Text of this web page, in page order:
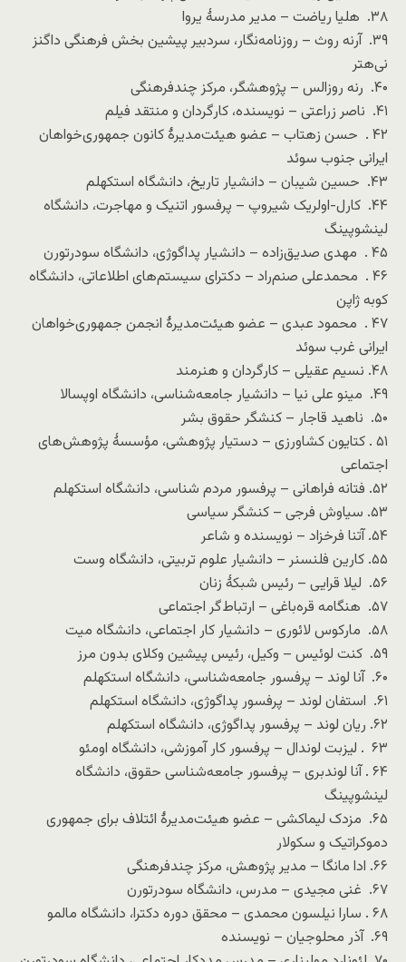
۳۸. هلیا ریاضت – مدیر مدرسهٔ یروا
۳۹. آرنه روث – روزنامه‌نگار، سردبیر پیشین بخش فرهنگی داگنز
نی‌هتر
۴۰. رنه روزالس – پژوهشگر، مرکز چندفرهنگی
۴۱. ناصر زراعتی – نویسنده، کارگردان و منتقد فیلم
۴۲ . حسن زهتاب – عضو هیئت‌مدیرهٔ کانون جمهوری‌خواهان
ایرانی جنوب سوئد
۴۳. حسین شیبان – دانشیار تاریخ، دانشگاه استکهلم
۴۴. کارل-اولریک شیروپ – پرفسور اتنیک و مهاجرت، دانشگاه
لینشوپینگ
۴۵ . مهدی صدیق‌زاده – دانشیار پداگوژی، دانشگاه سودرتورن
۴۶ . محمدعلی صنم‌راد – دکترای سیستم‌های اطلاعاتی، دانشگاه
کوبه ژاپن
۴۷ . محمود عبدی – عضو هیئت‌مدیرهٔ انجمن جمهوری‌خواهان
ایرانی غرب سوئد
۴۸. نسیم عقیلی – کارگردان و هنرمند
۴۹. مینو علی نیا – دانشیار جامعه‌شناسی، دانشگاه اوپسالا
۵۰. ناهید قاجار – کنشگر حقوق بشر
۵۱ . کتایون کشاورزی – دستیار پژوهشی، مؤسسهٔ پژوهش‌های
اجتماعی
۵۲. فتانه فراهانی – پرفسور مردم شناسی، دانشگاه استکهلم
۵۳. سیاوش فرجی – کنشگر سیاسی
۵۴. آتنا فرخزاد – نویسنده و شاعر
۵۵. کارین فلنسنر – دانشیار علوم تربیتی، دانشگاه وست
۵۶. لیلا قرایی – رئیس شبکهٔ زنان
۵۷. هنگامه قره‌باغی – ارتباط‌گر اجتماعی
۵۸. مارکوس لائوری – دانشیار کار اجتماعی، دانشگاه میت
۵۹. کنت لوئیس – وکیل، رئیس پیشین وکلای بدون مرز
۶۰. آنا لوند – پرفسور جامعه‌شناسی، دانشگاه استکهلم
۶۱. استفان لوند – پرفسور پداگوژی، دانشگاه استکهلم
۶۲. ریان لوند – پرفسور پداگوژی، دانشگاه استکهلم
۶۳ . لیزبت لوندال – پرفسور کار آموزشی، دانشگاه اومئو
۶۴ . آنا لوندبری – پرفسور جامعه‌شناسی حقوق، دانشگاه
لینشوپینگ
۶۵. مزدک لیماکشی – عضو هیئت‌مدیرهٔ ائتلاف برای جمهوری
دموکراتیک و سکولار
۶۶. ادا مانگا – مدیر پژوهش، مرکز چندفرهنگی
۶۷. غنی مجیدی – مدرس، دانشگاه سودرتورن
۶۸ . سارا نیلسون محمدی – محقق دوره دکترا، دانشگاه مالمو
۶۹. آذر محلوجیان – نویسنده